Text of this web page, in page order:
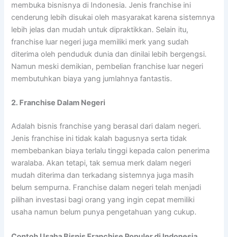
membuka bisnisnya di Indonesia. Jenis franchise ini
cenderung lebih disukai oleh masyarakat karena sistemnya
lebih jelas dan mudah untuk dipraktikkan. Selain itu,
franchise luar negeri juga memiliki merk yang sudah
diterima oleh penduduk dunia dan dinilai lebih bergengsi.
Namun meski demikian, pembelian franchise luar negeri
membutuhkan biaya yang jumlahnya fantastis.
2. Franchise Dalam Negeri
Adalah bisnis franchise yang berasal dari dalam negeri.
Jenis franchise ini tidak kalah bagusnya serta tidak
membebankan biaya terlalu tinggi kepada calon penerima
waralaba. Akan tetapi, tak semua merk dalam negeri
mudah diterima dan terkadang sistemnya juga masih
belum sempurna. Franchise dalam negeri telah menjadi
pilihan investasi bagi orang yang ingin cepat memiliki
usaha namun belum punya pengetahuan yang cukup.